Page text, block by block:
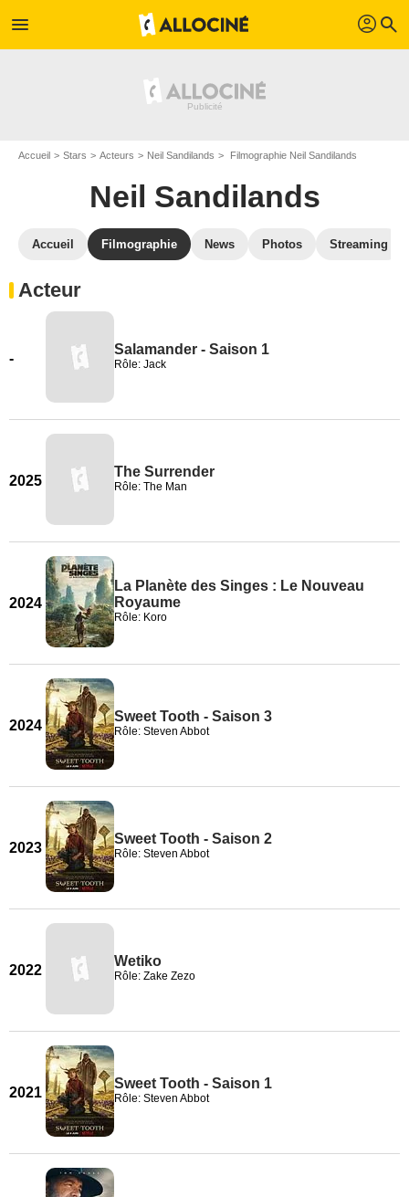
menu profil search
Accueil Stars Acteurs Neil Sandilands Filmographie Neil Sandilands
Neil Sandilands
Accueil Filmographie News Photos Streaming
Acteur
-
Salamander - Saison 1
Rôle: Jack
2025
The Surrender
Rôle: The Man
2024
La Planète des Singes : Le Nouveau
Royaume
Rôle: Koro
2024
Sweet Tooth - Saison 3
Rôle: Steven Abbot
2023
Sweet Tooth - Saison 2
Rôle: Steven Abbot
2022
Wetiko
Rôle: Zake Zezo
2021
Sweet Tooth - Saison 1
Rôle: Steven Abbot